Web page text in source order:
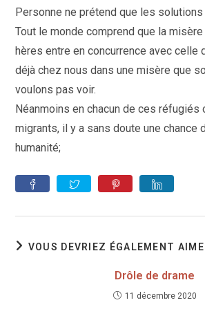
Personne ne prétend que les
Tout le monde comprend que la
hères entre en concurrence avec celle
déjà chez nous dans une misère que
voulons pas voir.
Néanmoins en chacun de ces réfugiés
migrants, il y a sans doute une chance
humanité;
VOUS DEVRIEZ ÉGALEMENT
Drôle de drame
11 décembre 2020